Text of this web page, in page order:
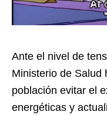
Ante el nivel de
Ministerio de Salud
población evitar el
energéticas y